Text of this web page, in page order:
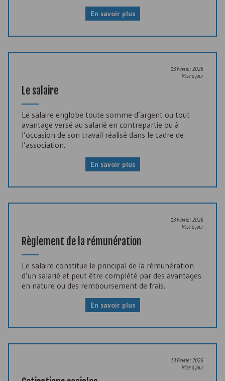
En savoir plus
13 Février 2026
Mise à jour
Le salaire
Le salaire englobe toute somme d’argent ou tout
avantage versé au salarié en contrepartie ou à
l’occasion de son travail réalisé dans le cadre de
l’association.
En savoir plus
13 Février 2026
Mise à jour
Règlement de la rémunération
Le salaire constitue le principal de la rémunération
d’un salarié et peut être complété par des avantages
en nature ou des remboursement de frais.
En savoir plus
13 Février 2026
Mise à jour